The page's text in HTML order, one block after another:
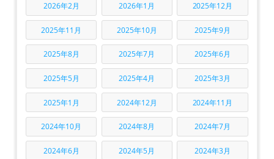
2026年2月 2026年1月 2025年12月
2025年11月 2025年10月 2025年9月
2025年8月 2025年7月 2025年6月
2025年5月 2025年4月 2025年3月
2025年1月 2024年12月 2024年11月
2024年10月 2024年8月 2024年7月
2024年6月 2024年5月 2024年3月